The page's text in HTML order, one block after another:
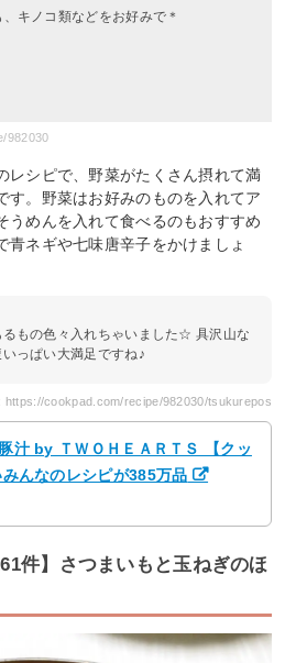
キノコ類などをお好みで＊
982030
レシピで、野菜がたくさん摂れて満
す。野菜はお好みのものを入れてア
うめんを入れて食べるのもおすすめ
青ネギや七味唐辛子をかけましょ
るもの色々入れちゃいました☆ 具沢山な
っぱい大満足ですね♪
https://cookpad.com/recipe/982030/tsukurepos
汁 by ＴＷＯＨＥＡＲＴＳ 【クッ
んなのレシピが385万品
件】さつまいもと玉ねぎのほ